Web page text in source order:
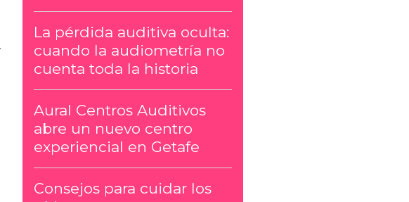
La pérdida auditiva oculta:
cuando la audiometría no
cuenta toda la historia
Aural Centros Auditivos
abre un nuevo centro
experiencial en Getafe
Consejos para cuidar los